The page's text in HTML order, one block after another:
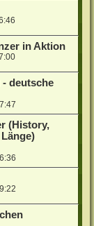
in Aktion
- deutsche
(History,